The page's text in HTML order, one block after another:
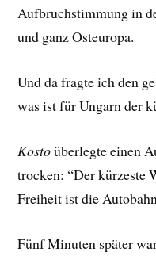
Aufbruchstimmung in
und ganz Osteuropa.
Und da fragte ich den
was ist für Ungarn der
Kostoüberlegte einen
trocken: “Der kürzeste
Freiheit ist die
Fünf Minuten später